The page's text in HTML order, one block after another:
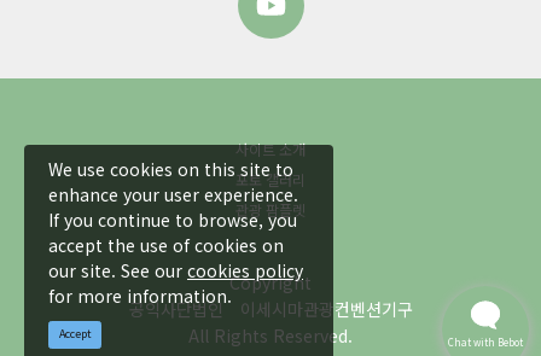
사이트 소개
포토 갤러리
관광 팜플렛
Copyright
공익사단법인 이세시마관광컨벤션기구
All Rights Reserved.
We use cookies on this site to
enhance your user experience.
If you continue to browse, you
accept the use of cookies on
our site. See our cookies policy
for more information.
Accept
Chat with Bebot